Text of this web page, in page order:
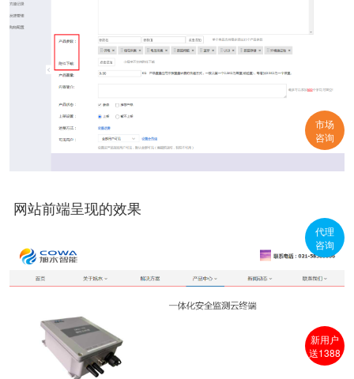
网站前端呈现的效果
市场
咨询
代理
咨询
新用户
送1388